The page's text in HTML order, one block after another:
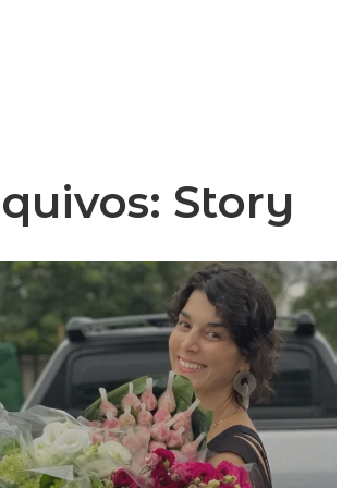
Story